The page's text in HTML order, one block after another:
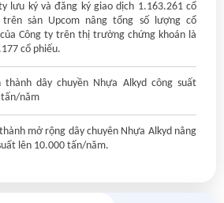
lưu ký và đăng ký giao dịch 1.163.261 cổ
trên sàn Upcom nâng tổng số lượng cổ
Công ty trên thị trường chứng khoán là
cổ phiếu.
thành dây chuyền Nhựa Alkyd công suất
năm
mở rộng dây chuyên Nhựa Alkyd nâng
lên 10.000 tấn/năm.